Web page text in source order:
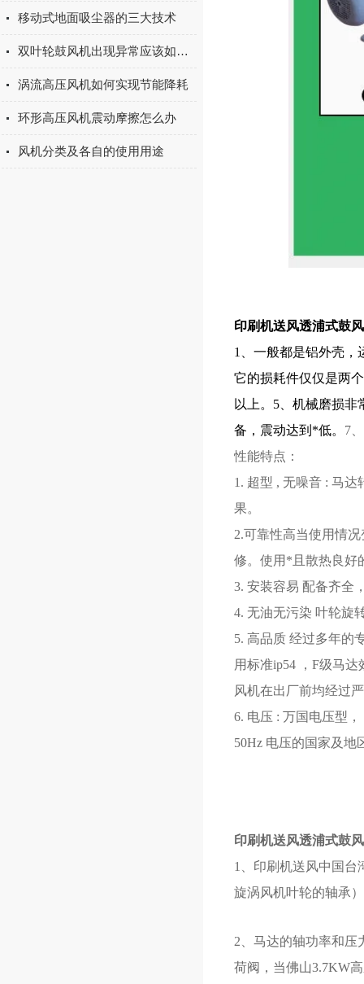
移动式地面吸尘器的三大技术
双叶轮鼓风机出现异常应该如何处理
涡流高压风机如何实现节能降耗
环形高压风机震动摩擦怎么办
风机分类及各自的使用用途
印刷机送风透浦式鼓
1、一般都是铝外壳，
它的损耗件仅仅是两
以上。 5、机械磨损非
备，震动达到*低。 7
性能特点：
1. 超型 , 无噪音 : 马
果。
2.可靠性高当使用情
修。使用*且散热良好
3. 安装容易 配备齐全
4. 无油无污染 叶轮旋
5. 高品质 经过多年的
用标准ip54 ，F级马
风机在出厂前均经过
6. 电压 : 万国电压型
50Hz 电压的国家及
印刷机送风透浦式鼓
1、印刷机送风中国台
旋涡风机叶轮的轴承
2、马达的轴功率和压
荷阀，当佛山3.7KW